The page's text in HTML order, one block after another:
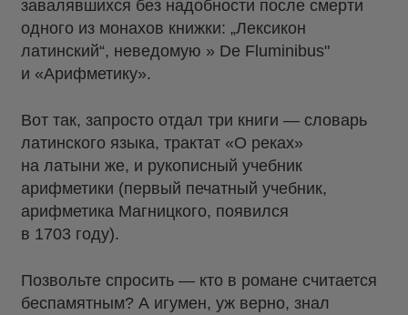
завалявшихся без надобности после смерти
одного из монахов книжки: „Лексикон
латинский“, неведомую » De Fluminibus"
и «Арифметику».
Вот так, запросто отдал три книги — словарь
латинского языка, трактат «О реках»
на латыни же, и рукописный учебник
арифметики (первый печатный учебник,
арифметика Магницкого, появился
в 1703 году).
Позвольте спросить — кто в романе считается
беспамятным? А игумен, уж верно, знал